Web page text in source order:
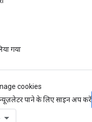
गया
cookies
पाने के लिए साइन अप करें